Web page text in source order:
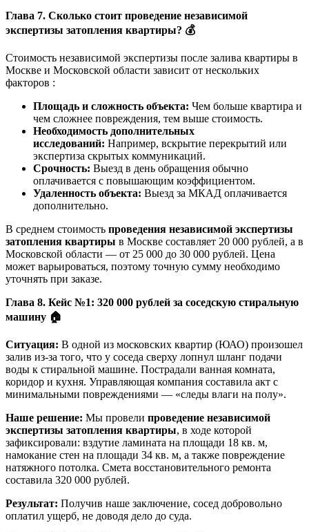
Глава 7. Сколько стоит проведение независимой
экспертизы затопления квартиры? 💰
Стоимость независимой экспертизы после залива квартиры в
Москве и Московской области зависит от нескольких
факторов :
Площадь и сложность объекта: Чем больше квартира и
чем сложнее повреждения, тем выше стоимость.
Необходимость дополнительных
исследований: Например, вскрытие перекрытий или
экспертиза скрытых коммуникаций.
Срочность: Выезд в день обращения обычно
оплачивается с повышающим коэффициентом.
Удаленность объекта: Выезд за МКАД оплачивается
дополнительно.
В среднем стоимость проведения независимой экспертизы
затопления квартиры в Москве составляет 20 000 рублей, а в
Московской области — от 25 000 до 30 000 рублей. Цена
может варьироваться, поэтому точную сумму необходимо
уточнять при заказе.
Глава 8. Кейс №1: 320 000 рублей за соседскую стиральную
машину 🏠
Ситуация: В одной из московских квартир (ЮАО) произошел
залив из-за того, что у соседа сверху лопнул шланг подачи
воды к стиральной машине. Пострадали ванная комната,
коридор и кухня. Управляющая компания составила акт с
минимальными повреждениями — «следы влаги на полу».
Наше решение: Мы провели проведение независимой
экспертизы затопления квартиры, в ходе которой
зафиксировали: вздутие ламината на площади 18 кв. м,
намокание стен на площади 34 кв. м, а также повреждение
натяжного потолка. Смета восстановительного ремонта
составила 320 000 рублей.
Результат: Получив наше заключение, сосед добровольно
оплатил ущерб, не доводя дело до суда.